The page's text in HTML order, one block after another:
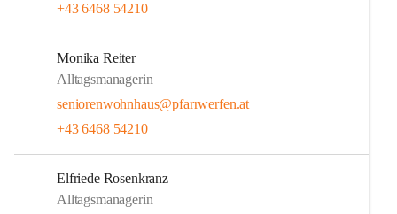
+43 6468 54210
Monika Reiter
Alltagsmanagerin
seniorenwohnhaus@pfarrwerfen.at
+43 6468 54210
Elfriede Rosenkranz
Alltagsmanagerin